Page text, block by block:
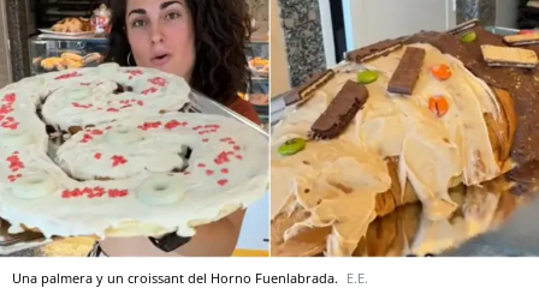
Una palmera y un croissant del Horno Fuenlabrada. E.E.